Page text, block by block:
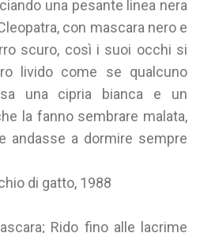
una pesante linea nera
con mascara nero e
scuro, così i suoi occhi si
livido come se qualcuno
una cipria bianca e un
la fanno sembrare malata,
andasse a dormire sempre
di gatto, 1988
Rido fino alle lacrime